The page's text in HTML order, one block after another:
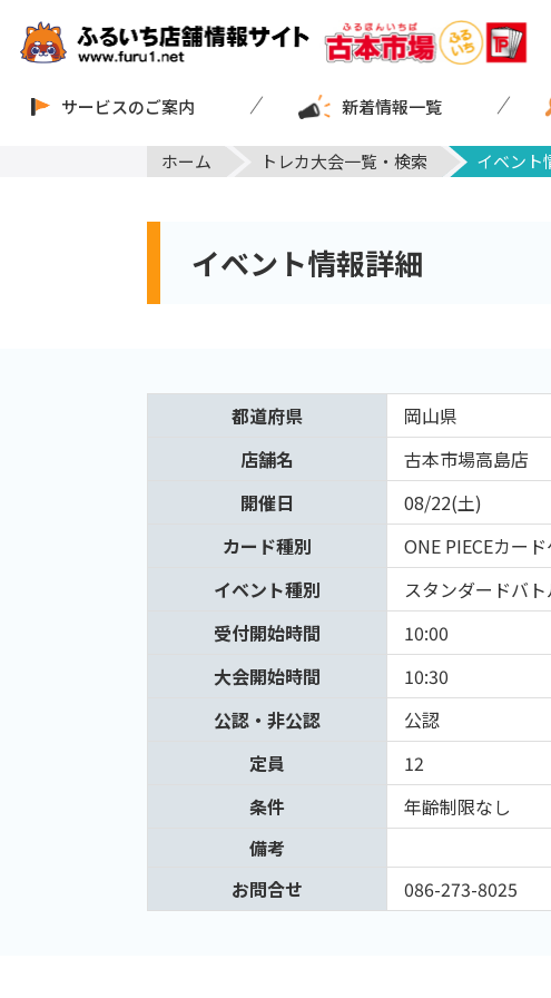
サービスのご案内 新着情報一覧
ホーム トレカ大会一覧・検索 イベント
イベント情報詳細
都道府県
岡山県
店舗名
古本市場高島店
開催日
08/22(土)
カード種別
ONE PIECEカー
イベント種別
スタンダードバト
受付開始時間
10:00
大会開始時間
10:30
公認・非公認
公認
定員
12
条件
年齢制限なし
備考
お問合せ
086-273-8025